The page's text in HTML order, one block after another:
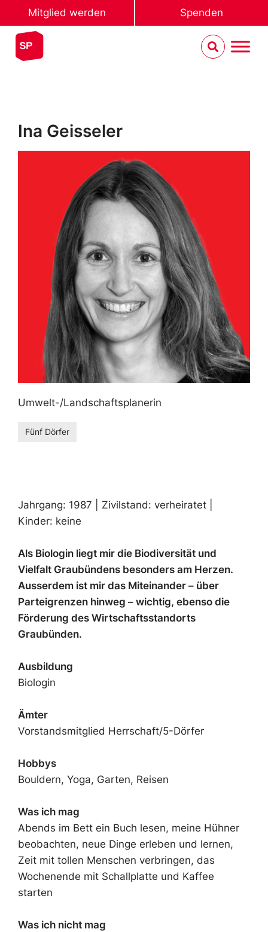
Mitglied werden Spenden
Ina Geisseler
Umwelt-/Landschaftsplanerin
Fünf Dörfer
Jahrgang: 1987 | Zivilstand: verheiratet |
Kinder: keine
Als Biologin liegt mir die Biodiversität und
Vielfalt Graubündens besonders am Herzen.
Ausserdem ist mir das Miteinander – über
Parteigrenzen hinweg – wichtig, ebenso die
Förderung des Wirtschaftsstandorts
Graubünden.
Ausbildung
Biologin
Ämter
Vorstandsmitglied Herrschaft/5-Dörfer
Hobbys
Bouldern, Yoga, Garten, Reisen
Was ich mag
Abends im Bett ein Buch lesen, meine Hühner
beobachten, neue Dinge erleben und lernen,
Zeit mit tollen Menschen verbringen, das
Wochenende mit Schallplatte und Kaffee
starten
Was ich nicht mag